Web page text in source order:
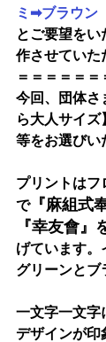
ミ➡ブラウン
とご要望を
作させていた
＝＝＝＝＝＝
今回、団体さ
ら大人サイ
等をお選びい
プリントはフ
で『麻組式
『幸友會』
げています。
グリーンとブ
一文字一文字
デザインが印